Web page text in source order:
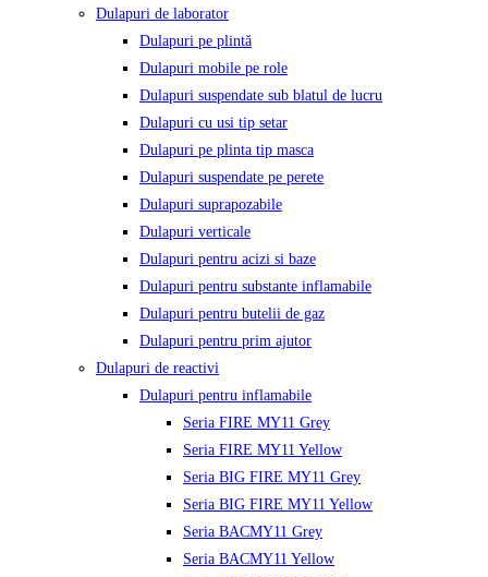
Dulapuri de laborator
Dulapuri pe plintă
Dulapuri mobile pe role
Dulapuri suspendate sub blatul de lucru
Dulapuri cu usi tip setar
Dulapuri pe plinta tip masca
Dulapuri suspendate pe perete
Dulapuri suprapozabile
Dulapuri verticale
Dulapuri pentru acizi si baze
Dulapuri pentru substante inflamabile
Dulapuri pentru butelii de gaz
Dulapuri pentru prim ajutor
Dulapuri de reactivi
Dulapuri pentru inflamabile
Seria FIRE MY11 Grey
Seria FIRE MY11 Yellow
Seria BIG FIRE MY11 Grey
Seria BIG FIRE MY11 Yellow
Seria BACMY11 Grey
Seria BACMY11 Yellow